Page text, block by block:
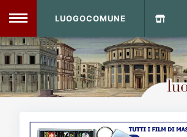
MENU
Home
DVD Shop
Sito
LUOGOCOMUNE